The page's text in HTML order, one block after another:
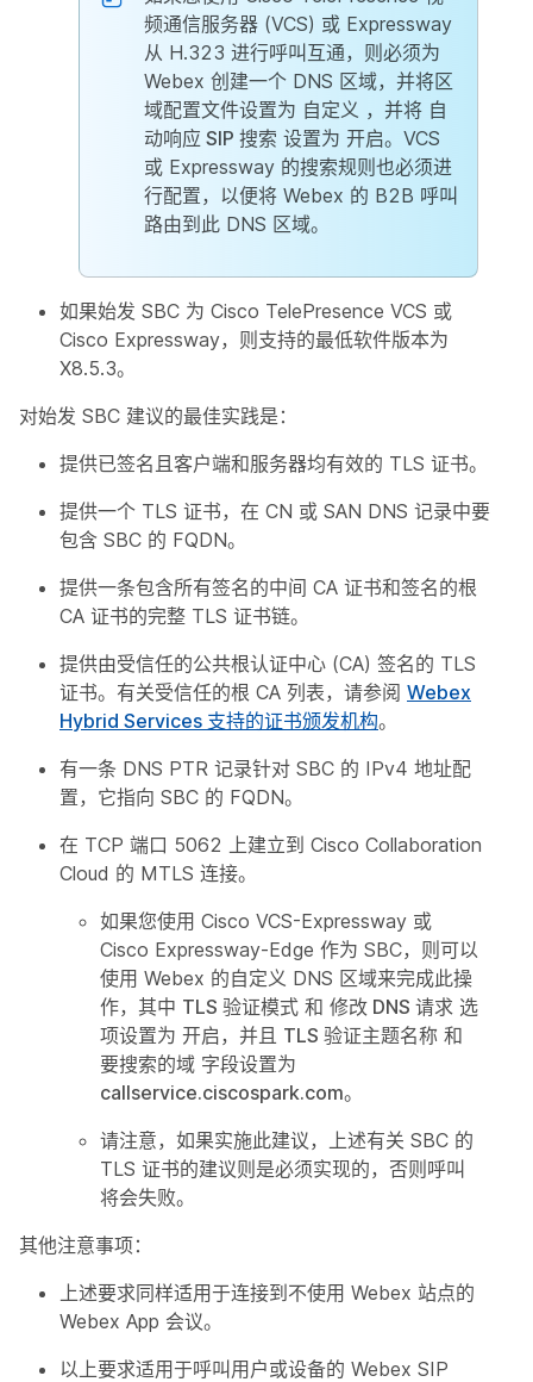
频通信服务器 (VCS) 或 Expressway
从 H.323 进行呼叫互通，则必须为
Webex 创建一个 DNS 区域，并将区
域配置文件设置为 自定义 ，并将 自
动响应 SIP 搜索 设置为 开启。VCS
或 Expressway 的搜索规则也必须进
行配置，以便将 Webex 的 B2B 呼叫
路由到此 DNS 区域。
如果始发 SBC 为 Cisco TelePresence VCS 或
Cisco Expressway，则支持的最低软件版本为
X8.5.3。
对始发 SBC 建议的最佳实践是：
提供已签名且客户端和服务器均有效的 TLS 证书。
提供一个 TLS 证书，在 CN 或 SAN DNS 记录中要
包含 SBC 的 FQDN。
提供一条包含所有签名的中间 CA 证书和签名的根
CA 证书的完整 TLS 证书链。
提供由受信任的公共根认证中心 (CA) 签名的 TLS
证书。有关受信任的根 CA 列表，请参阅 Webex
Hybrid Services 支持的证书颁发机构。
有一条 DNS PTR 记录针对 SBC 的 IPv4 地址配
置，它指向 SBC 的 FQDN。
在 TCP 端口 5062 上建立到 Cisco Collaboration
Cloud 的 MTLS 连接。
如果您使用 Cisco VCS-Expressway 或
Cisco Expressway-Edge 作为 SBC，则可以
使用 Webex 的自定义 DNS 区域来完成此操
作，其中 TLS 验证模式 和 修改 DNS 请求 选
项设置为 开启，并且 TLS 验证主题名称 和
要搜索的域 字段设置为
callservice.ciscospark.com。
请注意，如果实施此建议，上述有关 SBC 的
TLS 证书的建议则是必须实现的，否则呼叫
将会失败。
其他注意事项：
上述要求同样适用于连接到不使用 Webex 站点的
Webex App 会议。
以上要求适用于呼叫用户或设备的 Webex SIP